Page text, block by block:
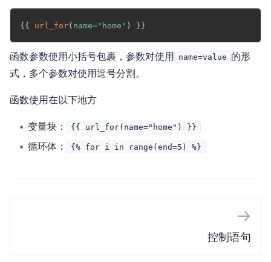
{{ url_for( name="home" ) }}
函数参数使用小括号包裹，参数对使用 name=value 的形
式，多个参数对使用逗号分割。
函数使用在以下地方
变量块： {{ url_for(name="home") }}
循环体： {% for i in range(end=5) %}
控制语句